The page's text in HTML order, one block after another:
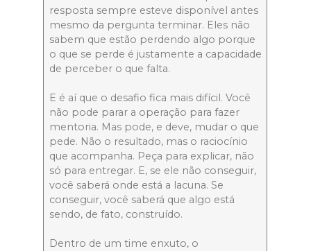
resposta sempre esteve disponível antes
mesmo da pergunta terminar. Eles não
sabem que estão perdendo algo porque
o que se perde é justamente a capacidade
de perceber o que falta.
E é aí que o desafio fica mais difícil. Você
não pode parar a operação para fazer
mentoria. Mas pode, e deve, mudar o que
pede. Não o resultado, mas o raciocínio
que acompanha. Peça para explicar, não
só para entregar. E, se ele não conseguir,
você saberá onde está a lacuna. Se
conseguir, você saberá que algo está
sendo, de fato, construído.
Dentro de um time enxuto, o